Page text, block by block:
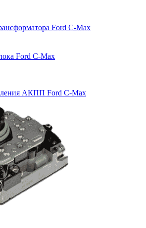
Ford C-Max
Ford C-Max
АКПП Ford C-Max